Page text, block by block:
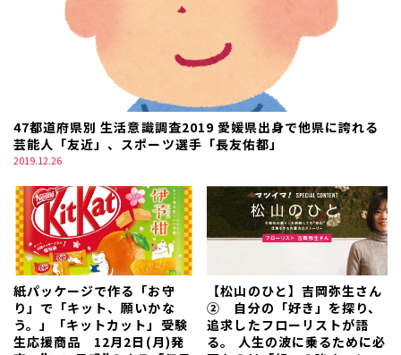
47都道府県別 生活意識調査2019 愛媛県出身で他県に誇れる
芸能人「友近」、スポーツ選手「長友佑都」
2019.12.26
紙パッケージで作る「お守
り」で「キット、願いかな
う。」「キットカット」受験
生応援商品 12月2日(月)発
【松山のひと】吉岡弥生さん
② 自分の「好き」を探り、
追求したフローリストが語
る。 人生の波に乗るために必